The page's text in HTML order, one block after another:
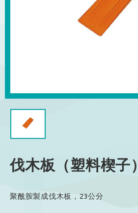
伐木板（塑料楔子）
聚酰胺製成伐木板，23公分